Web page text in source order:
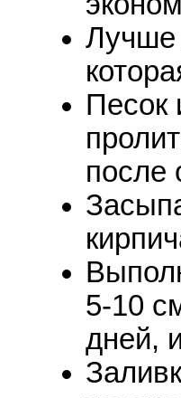
Лучше
Песок
после
5-10
дней,